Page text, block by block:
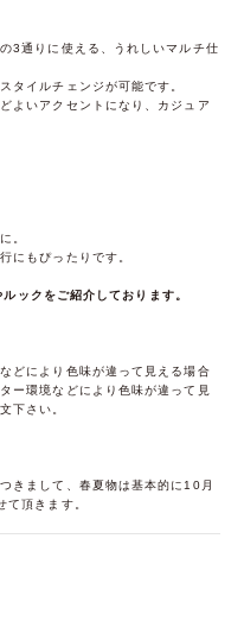
3通りに使える、うれしいマルチ仕
タイルチェンジが可能です。
よいアクセントになり、カジュア
。
にもぴったりです。
ックをご紹介しております。
どにより色味が違って見える場合
ー環境などにより色味が違って見
下さい。
きまして、春夏物は基本的に10月
て頂きます。